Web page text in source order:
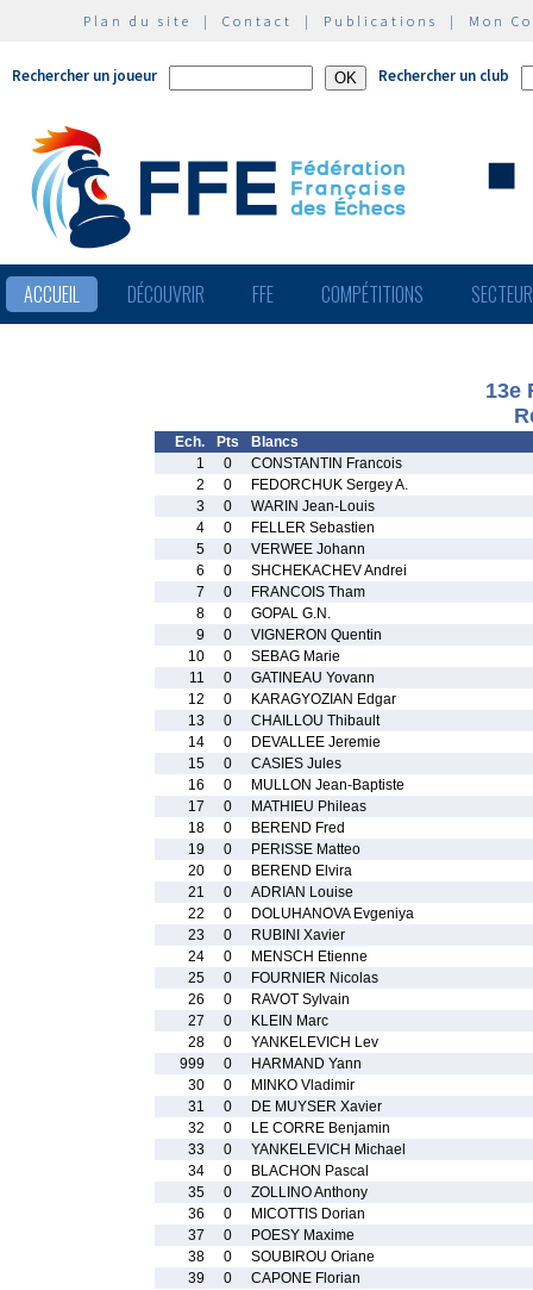
Plan du site | Contact | Publications | Mon
Rechercher un joueur Rechercher un club
ACCUEIL DÉCOUVRIR FFE COMPÉTITIONS
13e
Ech. Pts
Blancs
1
0
CONSTANTIN Francois
2
0
FEDORCHUK Sergey A.
3
0
WARIN Jean-Louis
4
0
FELLER Sebastien
5
0
VERWEE Johann
6
0
SHCHEKACHEV Andrei
7
0
FRANCOIS Tham
8
0
GOPAL G.N.
9
0
VIGNERON Quentin
10
0
SEBAG Marie
11
0
GATINEAU Yovann
12
0
KARAGYOZIAN Edgar
13
0
CHAILLOU Thibault
14
0
DEVALLEE Jeremie
15
0
CASIES Jules
16
0
MULLON Jean-Baptiste
17
0
MATHIEU Phileas
18
0
BEREND Fred
19
0
PERISSE Matteo
20
0
BEREND Elvira
21
0
ADRIAN Louise
22
0
DOLUHANOVA Evgeniya
23
0
RUBINI Xavier
24
0
MENSCH Etienne
25
0
FOURNIER Nicolas
26
0
RAVOT Sylvain
27
0
KLEIN Marc
28
0
YANKELEVICH Lev
999
0
HARMAND Yann
30
0
MINKO Vladimir
31
0
DE MUYSER Xavier
32
0
LE CORRE Benjamin
33
0
YANKELEVICH Michael
34
0
BLACHON Pascal
35
0
ZOLLINO Anthony
36
0
MICOTTIS Dorian
37
0
POESY Maxime
38
0
SOUBIROU Oriane
39
0
CAPONE Florian